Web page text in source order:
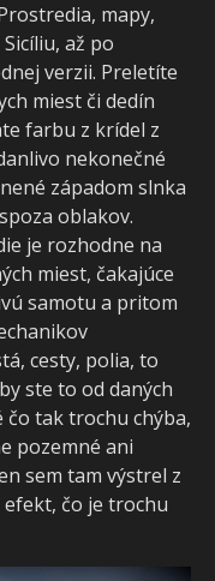
mapy,
až po
verzii. Preletíte
miest či dedín
farbu z krídel z
nekonečné
západom slnka
oblakov.
je rozhodne na
miest, čakajúce
samotu a pritom
cesty, polia, to
ste to od daných
čo tak trochu chýba,
pozemné ani
sem tam výstrel z
čo je trochu